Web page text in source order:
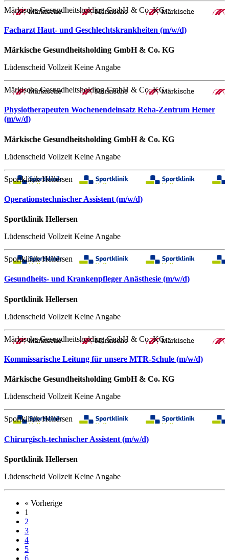
Märkische Gesundheitsholding GmbH & Co. KG
Facharzt Haut- und Geschlechtskrankheiten (m/w/d)
Märkische Gesundheitsholding GmbH & Co. KG
Lüdenscheid Vollzeit Keine Angabe
Märkische Gesundheitsholding GmbH & Co. KG
Physiotherapeuten Wochenendeinsatz Reha-Zentrum Hemer
(m/w/d)
Märkische Gesundheitsholding GmbH & Co. KG
Lüdenscheid Vollzeit Keine Angabe
Sportklinik Hellersen
Operationstechnischer Assistent (m/w/d)
Sportklinik Hellersen
Lüdenscheid Vollzeit Keine Angabe
Sportklinik Hellersen
Gesundheits- und Krankenpfleger Anästhesie (m/w/d)
Sportklinik Hellersen
Lüdenscheid Vollzeit Keine Angabe
Märkische Gesundheitsholding GmbH & Co. KG
Kommissarische Leitung für unsere MTR-Schule (m/w/d)
Märkische Gesundheitsholding GmbH & Co. KG
Lüdenscheid Vollzeit Keine Angabe
Sportklinik Hellersen
Chirurgisch-technischer Assistent (m/w/d)
Sportklinik Hellersen
Lüdenscheid Vollzeit Keine Angabe
« Vorherige
1
2
3
4
5
6